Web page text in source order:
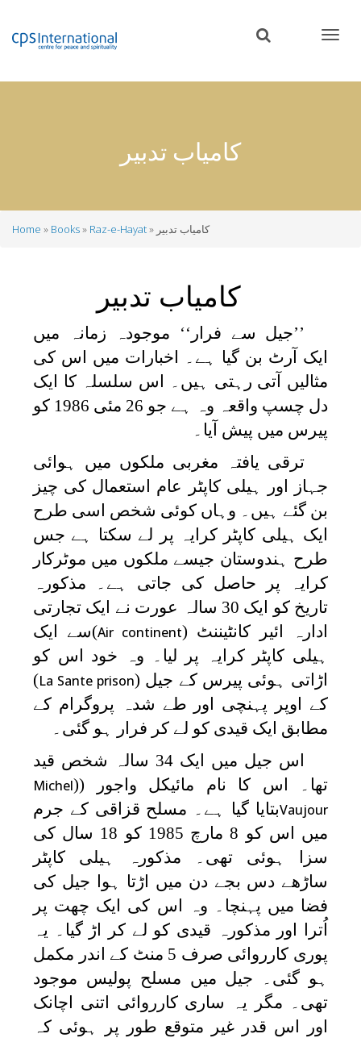
content
کامیاب تدبیر
Home Books Raz-e-Hayat کامیاب تدبیر
کامیاب تدبیر
’’جیل سے فرار‘‘ موجودہ زمانہ میں
ایک آرٹ بن گیا ہے۔ اخبارات میں اس کی
مثالیں آتی رہتی ہیں۔ اس سلسلہ کا ایک
دل چسپ واقعہ وہ ہے جو 26 مئی 1986 کو
پیرس میں پیش آیا۔
ترقی یافتہ مغربی ملکوں میں ہوائی
جہاز اور ہیلی کاپٹر عام استعمال کی چیز
بن گئے ہیں۔ وہاں کوئی شخص اسی طرح
ایک ہیلی کاپٹر کرایہ پر لے سکتا ہے جس
طرح ہندوستان جیسے ملکوں میں موٹرکار
کرایہ پر حاصل کی جاتی ہے۔ مذکورہ
تاریخ کو ایک 30 سالہ عورت نے ایک تجارتی
ادارہ ائیر کانٹیننٹ (Air continent)سے ایک
ہیلی کاپٹر کرایہ پر لیا۔ وہ خود اس کو
اڑاتی ہوئی پیرس کے جیل (La Sante prison
)
کے اوپر پہنچی اور طے شدہ پروگرام کے
مطابق ایک قیدی کو لے کر فرار ہو گئی۔
اس جیل میں ایک 34 سالہ شخص قید
تھا۔ اس کا نام مائیکل واجور ((Michel
Vaujourبتایا گیا ہے۔ مسلح قزاقی کے جرم
میں اس کو 8 مارچ 1985 کو 18 سال کی
سزا ہوئی تھی۔ مذکورہ ہیلی کاپٹر
ساڑھے دس بجے دن میں اڑتا ہوا جیل کی
فضا میں پہنچا۔ وہ اس کی ایک چھت پر
اُترا اور مذکورہ قیدی کو لے کر اڑ گیا۔ یہ
پوری کارروائی صرف 5 منٹ کے اندر مکمل
ہو گئی۔ جیل میں مسلح پولیس موجود
تھی۔ مگر یہ ساری کارروائی اتنی اچانک
اور اس قدر غیر متوقع طور پر ہوئی کہ